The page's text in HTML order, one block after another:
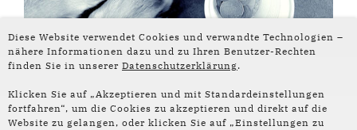
Diese Website verwendet Cookies und verwandte Technologien –
nähere Informationen dazu und zu Ihren Benutzer-Rechten
finden Sie in unserer Datenschutzerklärung.
Klicken Sie auf „Akzeptieren und mit Standardeinstellungen
fortfahren“, um die Cookies zu akzeptieren und direkt auf die
Website zu gelangen, oder klicken Sie auf „Einstellungen zu
Lesezeichen
03. Juni 2026